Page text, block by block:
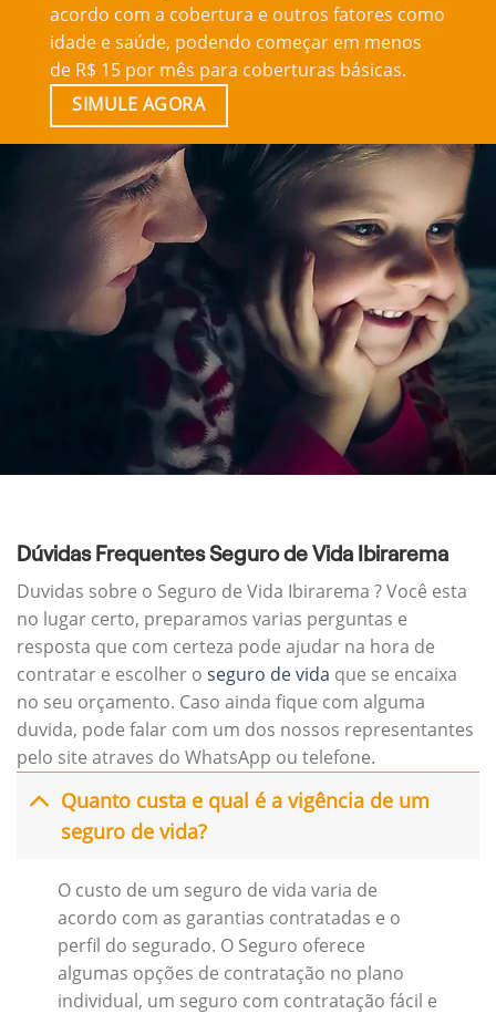
acordo com a cobertura e outros fatores como
idade e saúde, podendo começar em menos
de R$ 15 por mês para coberturas básicas.
SIMULE AGORA
Dúvidas Frequentes Seguro de Vida Ibirarema
Duvidas sobre o Seguro de Vida Ibirarema ? Você esta
no lugar certo, preparamos varias perguntas e
resposta que com certeza pode ajudar na hora de
contratar e escolher o seguro de vida que se encaixa
no seu orçamento. Caso ainda fique com alguma
duvida, pode falar com um dos nossos representantes
pelo site atraves do WhatsApp ou telefone.
Quanto custa e qual é a vigência de um
seguro de vida?
O custo de um seguro de vida varia de
acordo com as garantias contratadas e o
perfil do segurado. O Seguro oferece
algumas opções de contratação no plano
individual, um seguro com contratação fácil e